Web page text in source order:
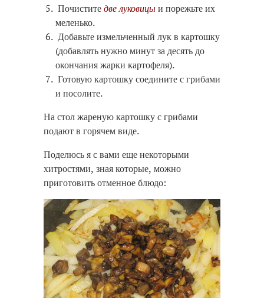
Почиститедве луковицыи порежьте их
меленько.
Добавьте измельченный лук в картошку
(добавлять нужно минут за десять до
окончания жарки картофеля).
Готовую картошку соедините с грибами
и посолите.
На стол жареную картошку с грибами
подают в горячем виде.
Поделюсь я с вами еще некоторыми
хитростями, зная которые, можно
приготовить отменное блюдо: